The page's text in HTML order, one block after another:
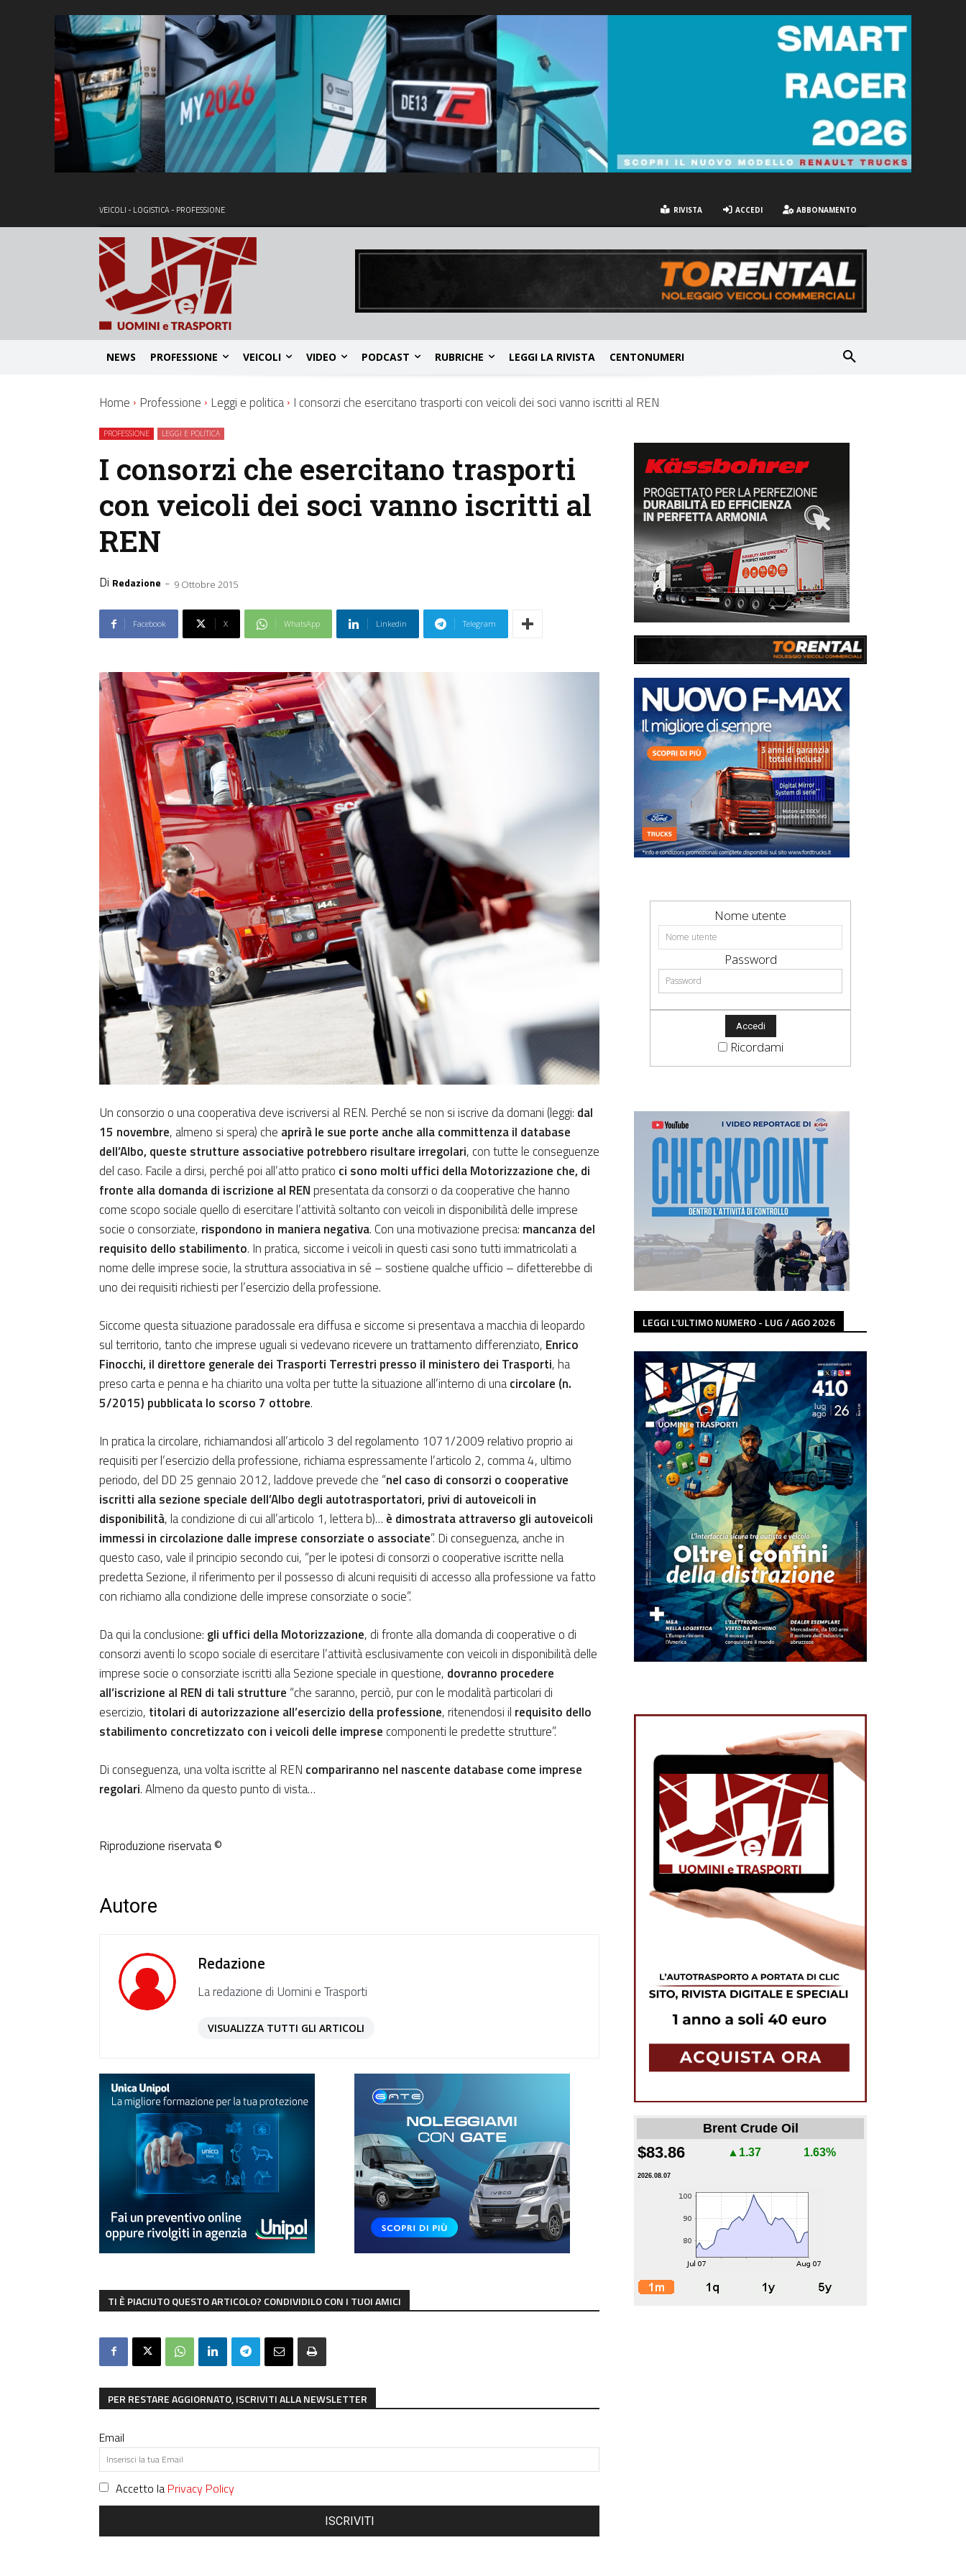
VEICOLI - LOGISTICA - PROFESSIONE RIVISTA ACCEDI ABBONAMENTO
NEWS PROFESSIONE VEICOLI VIDEO PODCAST RUBRICHE LEGGI LA RIVISTA CENTONUMERI
Home Professione Leggi e politica I consorzi che esercitano trasporti con veicoli dei soci vanno iscritti al REN
PROFESSIONE LEGGI E POLITICA
I consorzi che esercitano trasporti
con veicoli dei soci vanno iscritti al
REN
Di Redazione - 9 Ottobre 2015
Facebook X WhatsApp Linkedin Telegram
Un consorzio o una cooperativa deve iscriversi al REN. Perché se non si iscrive da domani (leggi: dal
15 novembre, almeno si spera) che aprirà le sue porte anche alla committenza il database
dell’Albo, queste strutture associative potrebbero risultare irregolari, con tutte le conseguenze
del caso. Facile a dirsi, perché poi all’atto pratico ci sono molti uffici della Motorizzazione che, di
fronte alla domanda di iscrizione al RENpresentata da consorzi o da cooperative che hanno
come scopo sociale quello di esercitare l’attività soltanto con veicoli in disponibilità delle imprese
socie o consorziate, rispondono in maniera negativa. Con una motivazione precisa: mancanza del
requisito dello stabilimento. In pratica, siccome i veicoli in questi casi sono tutti immatricolati a
nome delle imprese socie, la struttura associativa in sé – sostiene qualche ufficio – difetterebbe di
uno dei requisiti richiesti per l’esercizio della professione.
Siccome questa situazione paradossale era diffusa e siccome si presentava a macchia di leopardo
sul territorio, tanto che imprese uguali si vedevano ricevere un trattamento differenziato, Enrico
Finocchi, il direttore generale dei Trasporti Terrestri presso il ministero dei Trasporti, ha
preso carta e penna e ha chiarito una volta per tutte la situazione all’interno di unacircolare (n.
5/2015) pubblicata lo scorso 7 ottobre.
In pratica la circolare, richiamandosi all’articolo 3 del regolamento 1071/2009 relativo proprio ai
requisiti per l’esercizio della professione, richiama espressamente l’articolo 2, comma 4, ultimo
periodo, del DD 25 gennaio 2012, laddove prevede che “nel caso di consorzi o cooperative
iscritti alla sezione speciale dell’Albo degli autotrasportatori, privi di autoveicoli in
disponibilità, la condizione di cui all’articolo 1, lettera b)… è dimostrata attraverso gli autoveicoli
immessi in circolazione dalle imprese consorziate o associate”. Di conseguenza, anche in
questo caso, vale il principio secondo cui, “per le ipotesi di consorzi o cooperative iscritte nella
predetta Sezione, il riferimento per il possesso di alcuni requisiti di accesso alla professione va fatto
con richiamo alla condizione delle imprese consorziate o socie”.
Da qui la conclusione: gli uffici della Motorizzazione, di fronte alla domanda di cooperative o di
consorzi aventi lo scopo sociale di esercitare l’attività esclusivamente con veicoli in disponibilità delle
imprese socie o consorziate iscritti alla Sezione speciale in questione, dovranno procedere
all’iscrizione al REN di tali strutture “che saranno, perciò, pur con le modalità particolari di
esercizio, titolari di autorizzazione all’esercizio della professione, ritenendosi il requisito dello
stabilimento concretizzato con i veicoli delle imprese componenti le predette strutture”.
Di conseguenza, una volta iscritte al REN compariranno nel nascente database come imprese
regolari. Almeno da questo punto di vista…
Riproduzione riservata ©
Autore
Redazione
La redazione di Uomini e Trasporti
VISUALIZZA TUTTI GLI ARTICOLI
TI È PIACIUTO QUESTO ARTICOLO? CONDIVIDILO CON I TUOI AMICI
PER RESTARE AGGIORNATO, ISCRIVITI ALLA NEWSLETTER
Email
Accetto la Privacy Policy
ISCRIVITI
Nome utente
Password
Ricordami
LEGGI L'ULTIMO NUMERO - LUG / AGO 2026
Brent Crude Oil
$83.86 ▲1.37 1.63%
2026.08.07